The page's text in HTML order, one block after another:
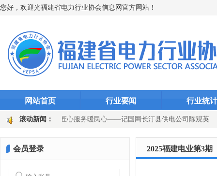
您好，欢迎光福建省电力行业协会信息网官方网站！
网站首页 行业要闻 行业统计
滚动新闻：
扎根一线守初心 匠心服务暖民心——记国网长汀县供电公司陈观英
永安发电公司：迎峰度夏显担当 “度度关爱”护光明
会员登录 2025福建电业第3期